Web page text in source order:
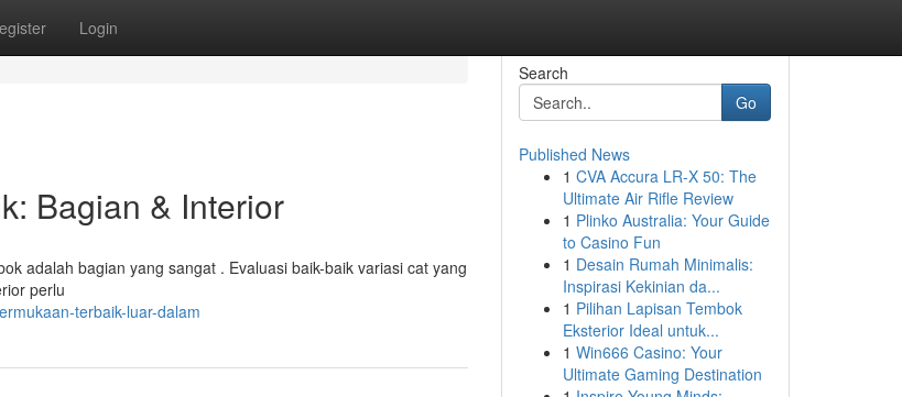
Login
Bagian & Interior
adalah bagian yang sangat . Evaluasi baik-baik variasi cat yang
perlu
terbaik-luar-dalam
Search
Go
Published News
1 CVA Accura LR-X 50: The
Ultimate Air Rifle Review
1 Plinko Australia: Your Guide
to Casino Fun
1 Desain Rumah Minimalis:
Inspirasi Kekinian da...
1 Pilihan Lapisan Tembok
Eksterior Ideal untuk...
1 Win666 Casino: Your
Ultimate Gaming Destination